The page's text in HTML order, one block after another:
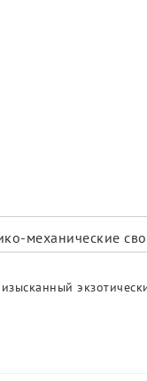
механические